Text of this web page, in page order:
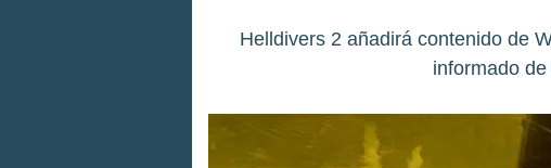
Helldivers 2 añadirá contenido de
informado